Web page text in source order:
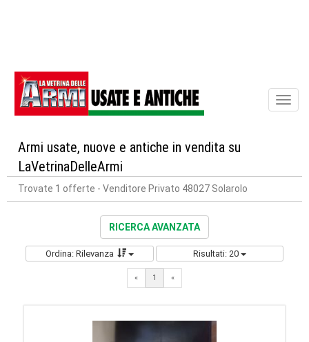
Armi usate, nuove e antiche in vendita su
LaVetrinaDelleArmi
Trovate 1 offerte - Venditore Privato 48027 Solarolo
RICERCA AVANZATA
Ordina: Rilevanza Risultati: 20
« 1 «